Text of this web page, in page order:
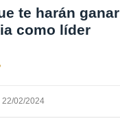
te harán ganar
como líder
22/02/2024